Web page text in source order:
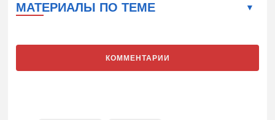
МАТЕРИАЛЫ ПО ТЕМЕ
КОММЕНТАРИИ